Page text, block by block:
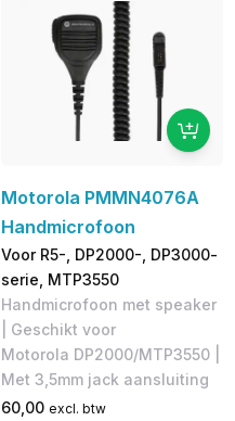
Motorola PMMN4076A
Handmicrofoon
Voor R5-, DP2000-, DP3000-
serie, MTP3550
Handmicrofoon met speaker
| Geschikt voor
Motorola DP2000/MTP3550 |
Met 3,5mm jack aansluiting
60,00 excl. btw